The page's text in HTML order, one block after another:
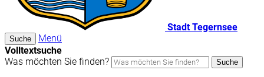
Stadt Tegernsee
Suche
Menü
Volltextsuche
Was möchten Sie finden?
Suche